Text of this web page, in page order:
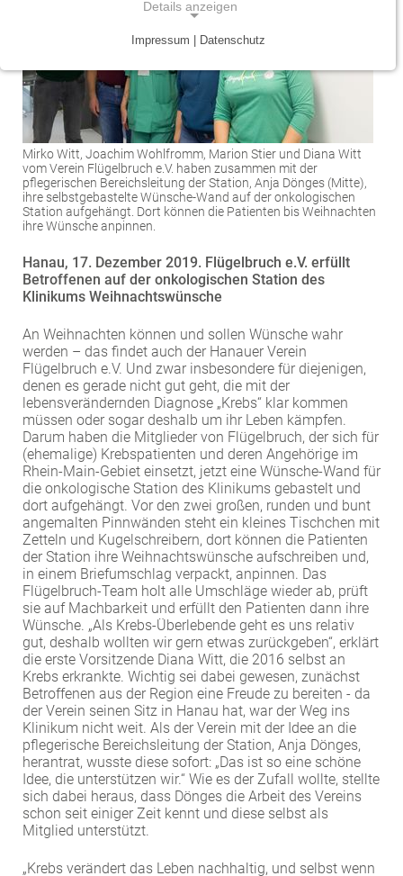
Vereinbarkeit von Beruf und Leben
Mitarbeitervorteile
Kinder- und Jugendmedizin
Neurologie
Psychiatrie und Psychotherapie
Anästhesiologie, operative Intensivmedizin und
Schmerztherapie
Gynäkologie und Geburtshilfe
Dermatologie und Allergologie
Alle Kliniken, Fachbereiche und Zentren
Traumazentrum
Tumorzentrum
Viszeralonkologisches Zentrum (Darm, Pankreas)
Vorhofflimmerzentrum
Zentrum für Arbeitsmedizin, Arbeitssicherheit und
Brandschutz
Zentrum für Lymphome und Leukämien
Alle Kliniken, Fachbereiche und Zentren
Patientenfürsprecher
Physiotherapie
Seelsorge
Soziale Dienste
Alle Kliniken, Fachbereiche und Zentren
Mirko Witt, Joachim Wohlfromm, Marion Stier und Diana Witt
vom Verein Flügelbruch e.V. haben zusammen mit der
pflegerischen Bereichsleitung der Station, Anja Dönges (Mitte),
ihre selbstgebastelte Wünsche-Wand auf der onkologischen
Station aufgehängt. Dort können die Patienten bis Weihnachten
ihre Wünsche anpinnen.
Hanau, 17. Dezember 2019. Flügelbruch e.V. erfüllt
Betroffenen auf der onkologischen Station des
Klinikums Weihnachtswünsche
An Weihnachten können und sollen Wünsche wahr
werden – das findet auch der Hanauer Verein
Flügelbruch e.V. Und zwar insbesondere für diejenigen,
denen es gerade nicht gut geht, die mit der
lebensverändernden Diagnose „Krebs“ klar kommen
müssen oder sogar deshalb um ihr Leben kämpfen.
Darum haben die Mitglieder von Flügelbruch, der sich für
(ehemalige) Krebspatienten und deren Angehörige im
Rhein-Main-Gebiet einsetzt, jetzt eine Wünsche-Wand für
die onkologische Station des Klinikums gebastelt und
dort aufgehängt. Vor den zwei großen, runden und bunt
angemalten Pinnwänden steht ein kleines Tischchen mit
Zetteln und Kugelschreibern, dort können die Patienten
der Station ihre Weihnachtswünsche aufschreiben und,
in einem Briefumschlag verpackt, anpinnen. Das
Flügelbruch-Team holt alle Umschläge wieder ab, prüft
sie auf Machbarkeit und erfüllt den Patienten dann ihre
Wünsche. „Als Krebs-Überlebende geht es uns relativ
gut, deshalb wollten wir gern etwas zurückgeben“, erklärt
die erste Vorsitzende Diana Witt, die 2016 selbst an
Krebs erkrankte. Wichtig sei dabei gewesen, zunächst
Betroffenen aus der Region eine Freude zu bereiten - da
der Verein seinen Sitz in Hanau hat, war der Weg ins
Klinikum nicht weit. Als der Verein mit der Idee an die
pflegerische Bereichsleitung der Station, Anja Dönges,
herantrat, wusste diese sofort: „Das ist so eine schöne
Idee, die unterstützen wir.“ Wie es der Zufall wollte, stellte
sich dabei heraus, dass Dönges die Arbeit des Vereins
schon seit einiger Zeit kennt und diese selbst als
Mitglied unterstützt.
„Krebs verändert das Leben nachhaltig, und selbst wenn
Details anzeigen
Notwendige Cookies ermöglichen grundlegende
Funktionen und sind für die einwandfreie Funktion
der Website erforderlich.
Einverständnis-Cookie
Name:
cookie_consent
Zweck:
Dieser Cookie speichert die ausgewählten
Einverständnis-Optionen des Benutzers
Cookie Laufzeit:
1 Jahr
EXTERNE MEDIEN
Um Inhalte von Videoplattformen und Social Media
Plattformen anzeigen zu können, werden von
diesen externen Medien Cookies gesetzt.
YouTube
Vimeo
Impressum | Datenschutz